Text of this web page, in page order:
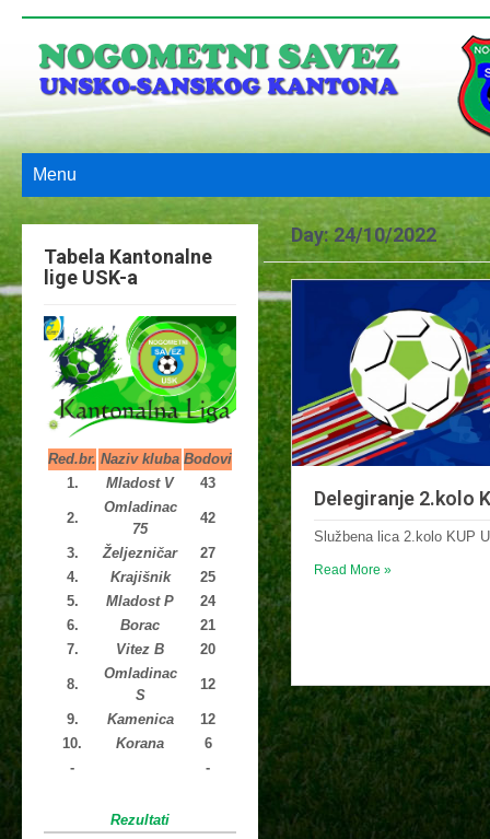
Menu
Tabela Kantonalne
lige USK-a
Red.br. Naziv kluba Bodovi
1.
Mladost V 43
2.
Omladinac
75
42
3. Željezničar
27
4.
Krajišnik
25
5.
Mladost P
24
6.
Borac
21
7.
Vitez B 20
8.
Omladinac
S
12
9. Kamenica
12
10.
Korana
6
-
-
Rezultati
Day:24/10/2022
Delegiranje 2.kolo
Službena lica 2.kolo KUP
Read More »